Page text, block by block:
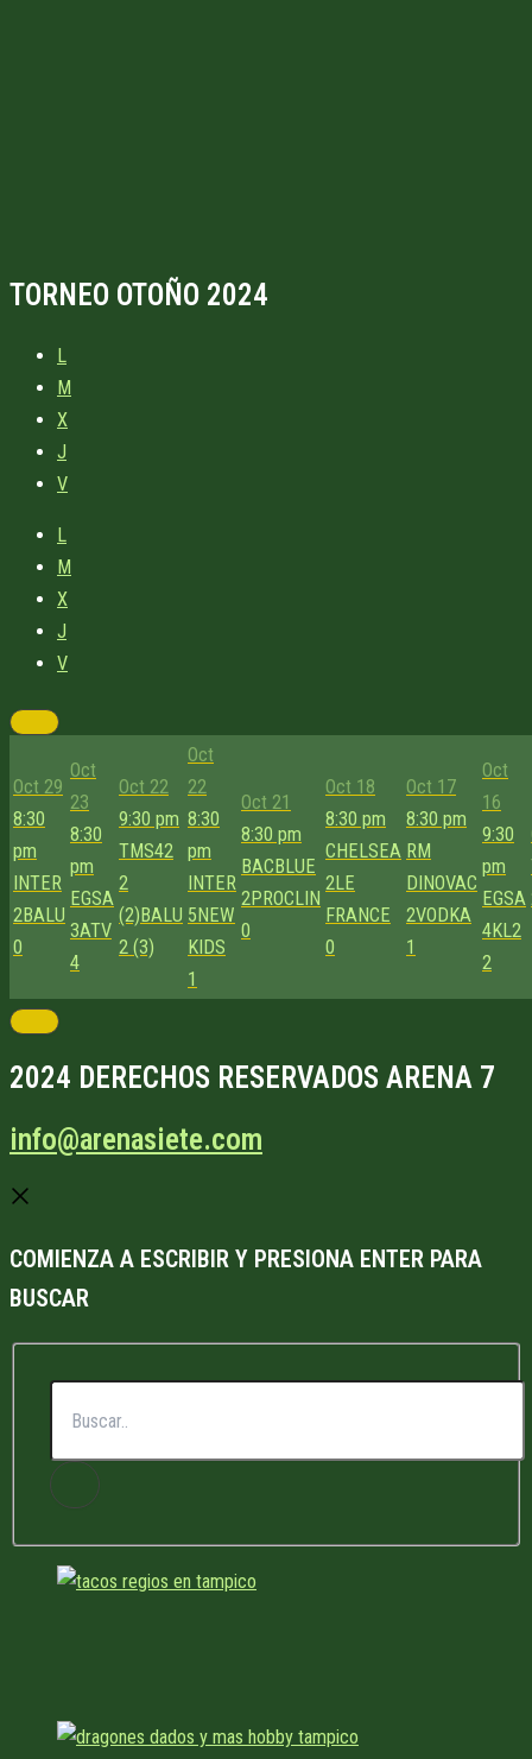
TORNEO OTOÑO 2024
L
M
X
J
V
L
M
X
J
V
Oct 29
8:30
pm
INTER
2BALU
0
Oct
23
8:30
pm
EGSA
3ATV
4
Oct 22
9:30 pm
TMS42
2
(2)BALU
2 (3)
Oct
22
8:30
pm
INTER
5NEW
KIDS
1
Oct 21
8:30 pm
BACBLUE
2PROCLIN
0
Oct 18
8:30 pm
CHELSEA
2LE
FRANCE
0
Oct 17
8:30 pm
RM
DINOVAC
2VODKA
1
Oct
16
9:30
pm
EGSA
4KL2
2
2024 DERECHOS RESERVADOS ARENA 7
info@arenasiete.com
COMIENZA A ESCRIBIR Y PRESIONA ENTER PARA
BUSCAR